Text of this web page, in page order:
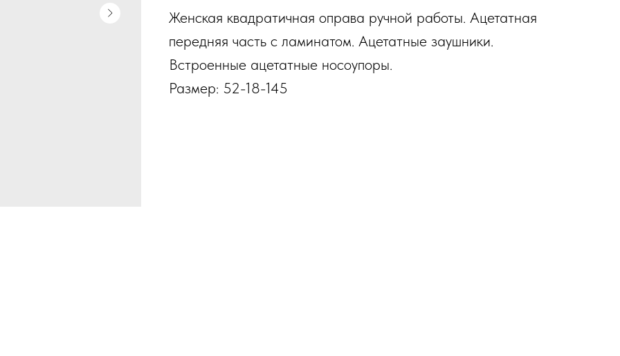
Женская квадратичная оправа ручной работы. Ацетатная
передняя часть с ламинатом. Ацетатные заушники.
Встроенные ацетатные носоупоры.
Размер: 52-18-145